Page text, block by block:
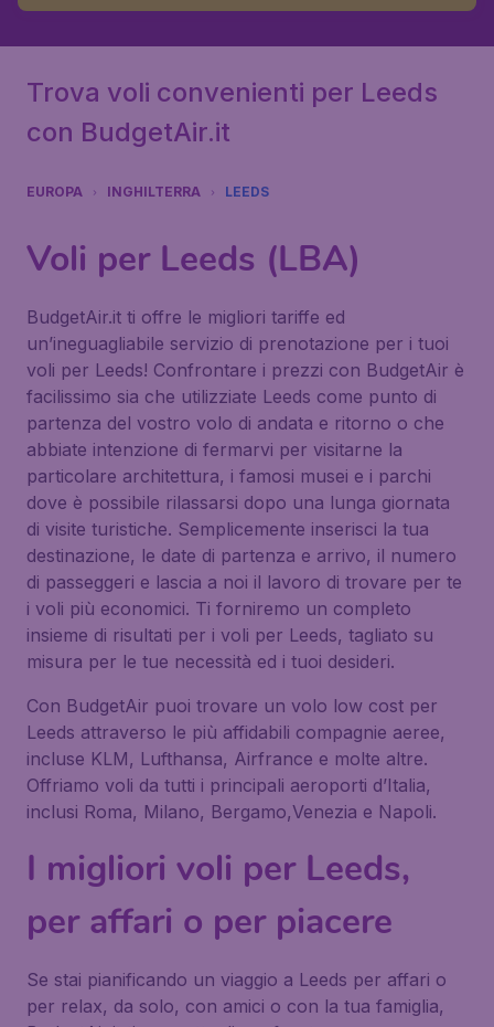
Trova voli convenienti per Leeds
con BudgetAir.it
EUROPA INGHILTERRA LEEDS
Voli per Leeds (LBA)
BudgetAir.it ti offre le migliori tariffe ed
un’ineguagliabile servizio di prenotazione per i tuoi
voli per Leeds! Confrontare i prezzi con BudgetAir è
facilissimo sia che utilizziate Leeds come punto di
partenza del vostro volo di andata e ritorno o che
abbiate intenzione di fermarvi per visitarne la
particolare architettura, i famosi musei e i parchi
dove è possibile rilassarsi dopo una lunga giornata
di visite turistiche. Semplicemente inserisci la tua
destinazione, le date di partenza e arrivo, il numero
di passeggeri e lascia a noi il lavoro di trovare per te
i voli più economici. Ti forniremo un completo
insieme di risultati per i voli per Leeds, tagliato su
misura per le tue necessità ed i tuoi desideri.
Con BudgetAir puoi trovare un volo low cost per
Leeds attraverso le più affidabili compagnie aeree,
incluse KLM, Lufthansa, Airfrance e molte altre.
Offriamo voli da tutti i principali aeroporti d’Italia,
inclusi Roma, Milano, Bergamo,Venezia e Napoli.
I migliori voli per Leeds,
per affari o per piacere
Se stai pianificando un viaggio a Leeds per affari o
per relax, da solo, con amici o con la tua famiglia,